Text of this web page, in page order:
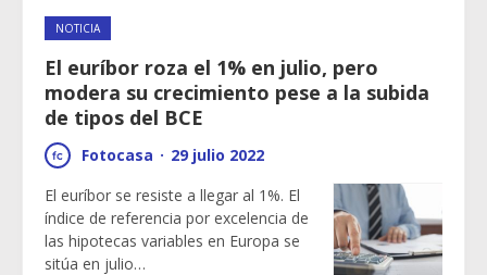
NOTICIA
El euríbor roza el 1% en julio, pero
modera su crecimiento pese a la subida
de tipos del BCE
Fotocasa · 29 julio 2022
El euríbor se resiste a llegar al 1%. El
índice de referencia por excelencia de
las hipotecas variables en Europa se
sitúa en julio…